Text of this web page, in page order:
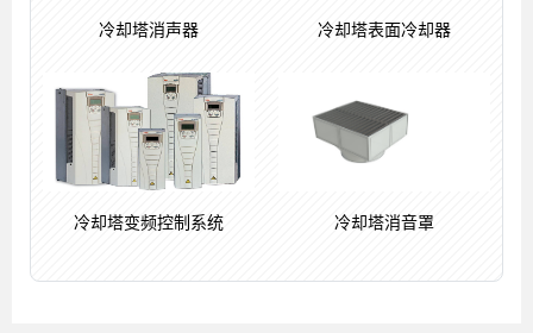
冷却塔消声器 冷却塔表面冷却器
冷却塔变频控制系统 冷却塔消音罩